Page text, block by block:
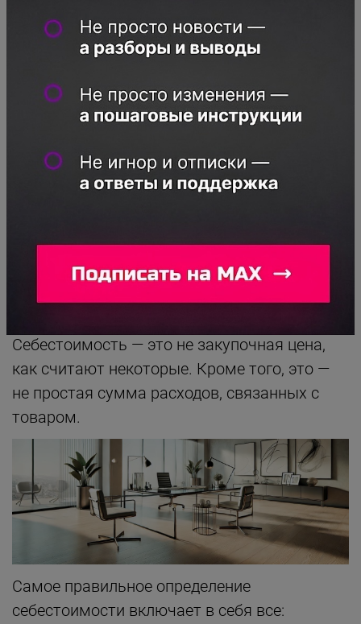
ИЦ = ЦС х (100 – СПП) / 100
прибыли. Так будет проще — можно будет не
учитывать СПП и не рассчитывать ИЦ.
Wildberries взимает комиссию. Её размер
определяют по справочнику, в котором
нужно найти нужную товарную категорию.
на значение СПП.
КОМПОНЕНТЫ СЕБЕСТОИМОСТИ
Себестоимость — это не закупочная цена,
как считают некоторые. Кроме того, это —
не простая сумма расходов, связанных с
товаром.
Самое правильное определение
себестоимости включает в себя все: